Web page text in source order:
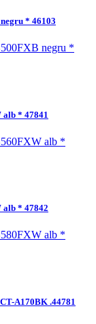
* 46103
alb * 47841
alb * 47842
A170BK .44781